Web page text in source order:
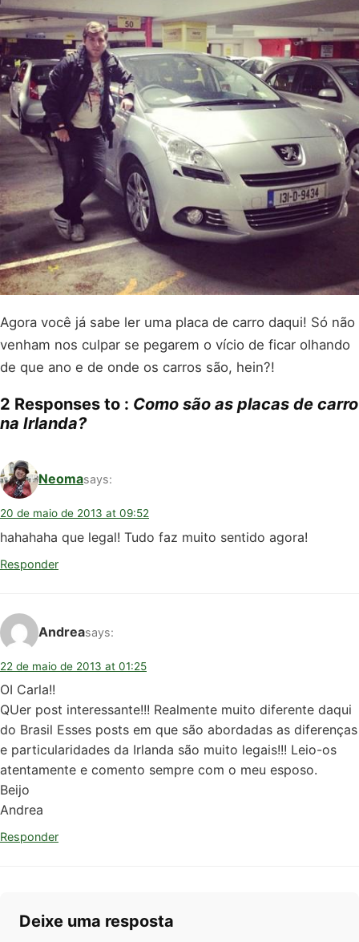
Agora você já sabe ler uma placa de carro daqui! Só não
venham nos culpar se pegarem o vício de ficar olhando
de que ano e de onde os carros são, hein?!
2 Responses to : Como são as placas de carro
na Irlanda?
Neomasays:
20 de maio de 2013 at 09:52
hahahaha que legal! Tudo faz muito sentido agora!
Responder
Andreasays:
22 de maio de 2013 at 01:25
OI Carla!!
QUer post interessante!!! Realmente muito diferente daqui
do Brasil Esses posts em que são abordadas as diferenças
e particularidades da Irlanda são muito legais!!! Leio-os
atentamente e comento sempre com o meu esposo.
Beijo
Andrea
Responder
Deixe uma resposta